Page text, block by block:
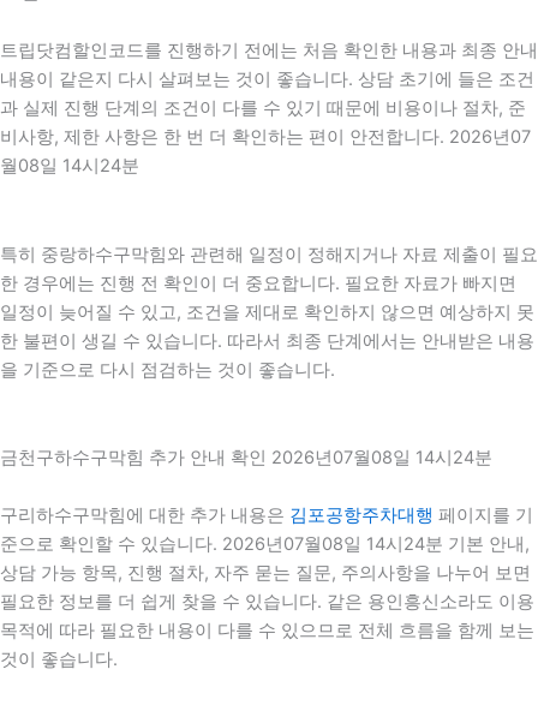
트립닷컴할인코드를 진행하기 전에는 처음 확인한 내용과 최종 안내
내용이 같은지 다시 살펴보는 것이 좋습니다. 상담 초기에 들은 조건
과 실제 진행 단계의 조건이 다를 수 있기 때문에 비용이나 절차, 준
비사항, 제한 사항은 한 번 더 확인하는 편이 안전합니다. 2026년07
월08일 14시24분
특히 중랑하수구막힘와 관련해 일정이 정해지거나 자료 제출이 필요
한 경우에는 진행 전 확인이 더 중요합니다. 필요한 자료가 빠지면
일정이 늦어질 수 있고, 조건을 제대로 확인하지 않으면 예상하지 못
한 불편이 생길 수 있습니다. 따라서 최종 단계에서는 안내받은 내용
을 기준으로 다시 점검하는 것이 좋습니다.
금천구하수구막힘 추가 안내 확인 2026년07월08일 14시24분
구리하수구막힘에 대한 추가 내용은 김포공항주차대행 페이지를 기
준으로 확인할 수 있습니다. 2026년07월08일 14시24분 기본 안내,
상담 가능 항목, 진행 절차, 자주 묻는 질문, 주의사항을 나누어 보면
필요한 정보를 더 쉽게 찾을 수 있습니다. 같은 용인흥신소라도 이용
목적에 따라 필요한 내용이 다를 수 있으므로 전체 흐름을 함께 보는
것이 좋습니다.